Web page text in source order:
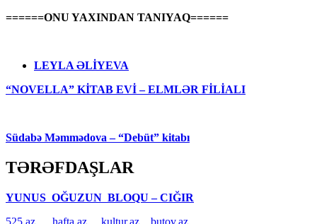
======ONU YAXINDAN TANIYAQ======
LEYLA ƏLİYEVA
“NOVELLA” KİTAB EVİ – ELMLƏR FİLİALI
Südabə Məmmədova – “Debüt” kitabı
TƏRƏFDAŞLAR
YUNUS OĞUZUN BLOQU – CIĞIR
525.az
hafta.az kultur.az
butov.az